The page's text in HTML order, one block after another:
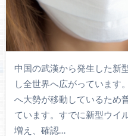
中国の武漢から発生した新
し全世界へ広がっています
へ大勢が移動しているため
ています。すでに新型ウイ
増え、確認…